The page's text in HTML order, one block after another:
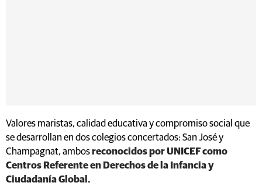
Valores maristas, calidad educativa y compromiso social que
se desarrollan en dos colegios concertados: San José y
Champagnat, ambosreconocidos por UNICEF como
Centros Referente en Derechos de la Infancia y
Ciudadanía Global.